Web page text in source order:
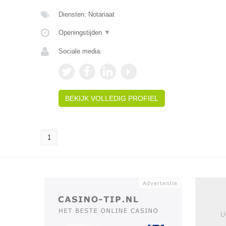
Diensten: Notariaat
Openingstijden ▼
Sociale media:
BEKIJK VOLLEDIG PROFIEL
1